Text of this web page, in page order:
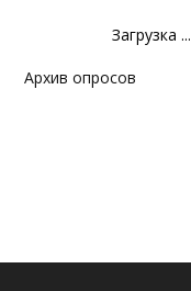
Загрузка ...
Архив опросов